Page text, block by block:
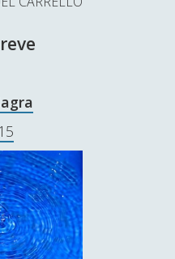
effettuare una